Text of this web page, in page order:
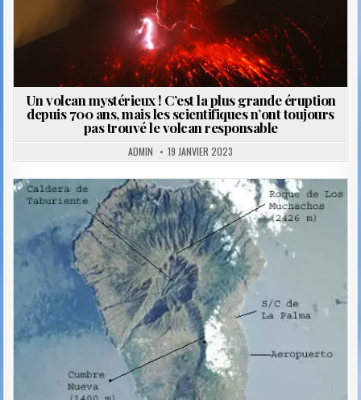
Un volcan mystérieux ! C’est la plus grande éruption
depuis 700 ans, mais les scientifiques n’ont toujours
pas trouvé le volcan responsable
ADMIN 19 JANVIER 2023
Posted
in